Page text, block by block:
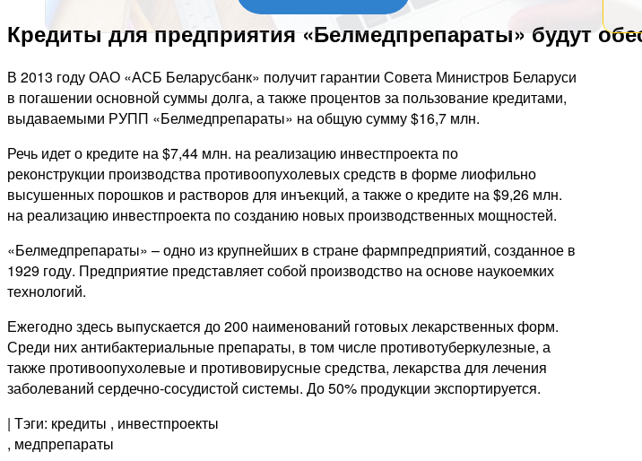
Кредиты для предприятия «Белмедпрепараты» будут
В 2013 году ОАО «АСБ Беларусбанк» получит гарантии Совета Министров Беларуси
в погашении основной суммы долга, а также процентов за пользование кредитами,
выдаваемыми РУПП «Белмедпрепараты» на общую сумму $16,7 млн.
Речь идет о кредите на $7,44 млн. на реализацию инвестпроекта по
реконструкции производства противоопухолевых средств в форме лиофильно
высушенных порошков и растворов для инъекций, а также о кредите на $9,26 млн.
на реализацию инвестпроекта по созданию новых производственных мощностей.
«Белмедпрепараты» – одно из крупнейших в стране фармпредприятий, созданное в
1929 году. Предприятие представляет собой производство на основе наукоемких
технологий.
Ежегодно здесь выпускается до 200 наименований готовых лекарственных форм.
Среди них антибактериальные препараты, в том числе противотуберкулезные, а
также противоопухолевые и противовирусные средства, лекарства для лечения
заболеваний сердечно-сосудистой системы. До 50% продукции экспортируется.
| Тэги: кредиты , инвестпроекты
, медпрепараты